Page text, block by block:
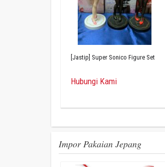
[Jastip] Super Sonico Figure Set
Hubungi Kami
Impor Pakaian Jepang